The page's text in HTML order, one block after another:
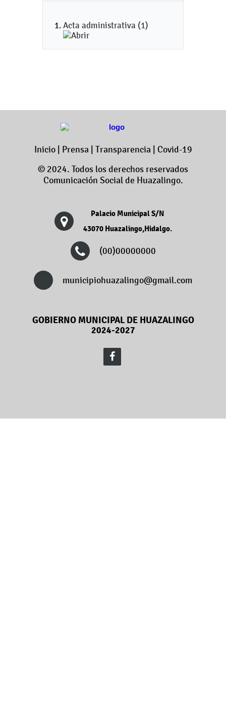
Acta administrativa (1)
Inicio| Prensa Transparencia
Covid-19
© 2024. Todos los derechos reservados
Comunicación Social de Huazalingo.
Palacio Municipal S/N
43070 Huazalingo,Hidalgo.
(00)00000000
municipiohuazalingo@gmail.com
GOBIERNO MUNICIPAL DE HUAZALINGO
2024-2027